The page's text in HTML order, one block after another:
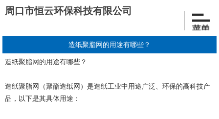
周口市恒云环保科技有限公司
造纸聚脂网的用途有哪些？
造纸聚脂网 的用途有哪些？
造纸聚脂网（聚酯造纸网）是造纸工业中用途广泛、环保的高科技产
品，以下是其具体用途：